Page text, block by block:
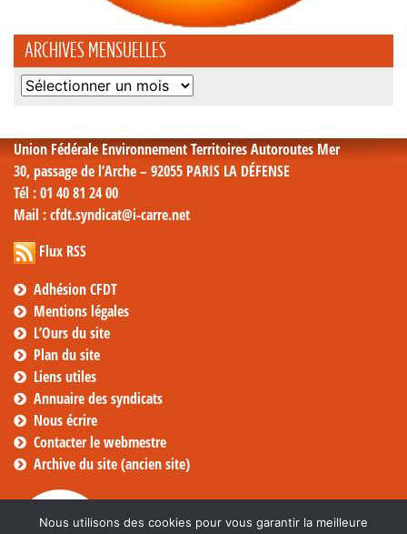
ARCHIVES MENSUELLES
Archives
Union Fédérale Environnement Territoires Autoroutes Mer
30, passage de l’Arche – 92055 PARIS LA DÉFENSE
Tél : 01 40 81 24 00
Mail : cfdt.syndicat@i-carre.net
Flux RSS
Adhésion CFDT
Mentions légales
L’Ours du site
Plan du site
Liens utiles
Annuaire des syndicats
Nous écrire
Contacter le webmestre
Archive du site (ancien site)
Nous utilisons des cookies pour vous garantir la meilleure